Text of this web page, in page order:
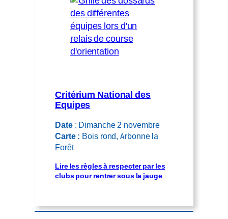
Critérium National des
Equipes
Date : Dimanche 2 novembre
Carte : Bois rond, Arbonne la
Forêt
Lire les règles à respecter par les
clubs pour rentrer sous la jauge